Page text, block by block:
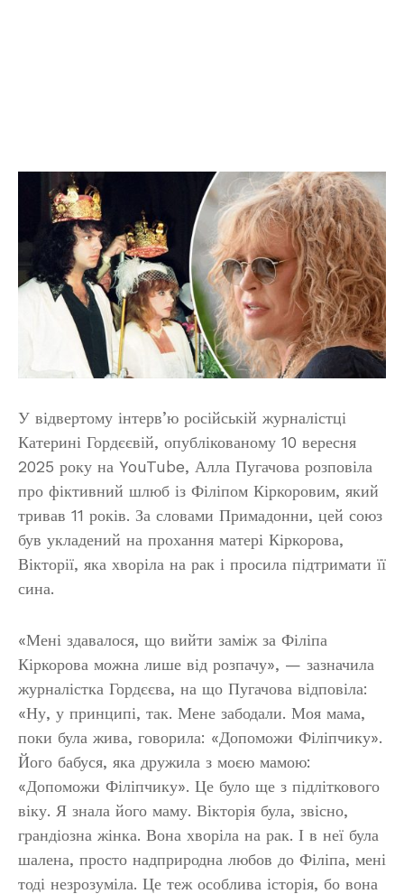
У відвертому інтерв’ю російській журналістці
Катерині Гордєєвій, опублікованому 10 вересня
2025 року на YouTube, Алла Пугачова розповіла
про фіктивний шлюб із Філіпом Кіркоровим, який
тривав 11 років. За словами Примадонни, цей союз
був укладений на прохання матері Кіркорова,
Вікторії, яка хворіла на рак і просила підтримати її
сина.
«Мені здавалося, що вийти заміж за Філіпа
Кіркорова можна лише від розпачу», — зазначила
журналістка Гордєєва, на що Пугачова відповіла:
«Ну, у принципі, так. Мене забодали. Моя мама,
поки була жива, говорила: «Допоможи Філіпчику».
Його бабуся, яка дружила з моєю мамою:
«Допоможи Філіпчику». Це було ще з підліткового
віку. Я знала його маму. Вікторія була, звісно,
грандіозна жінка. Вона хворіла на рак. І в неї була
шалена, просто надприродна любов до Філіпа, мені
тоді незрозуміла. Це теж особлива історія, бо вона